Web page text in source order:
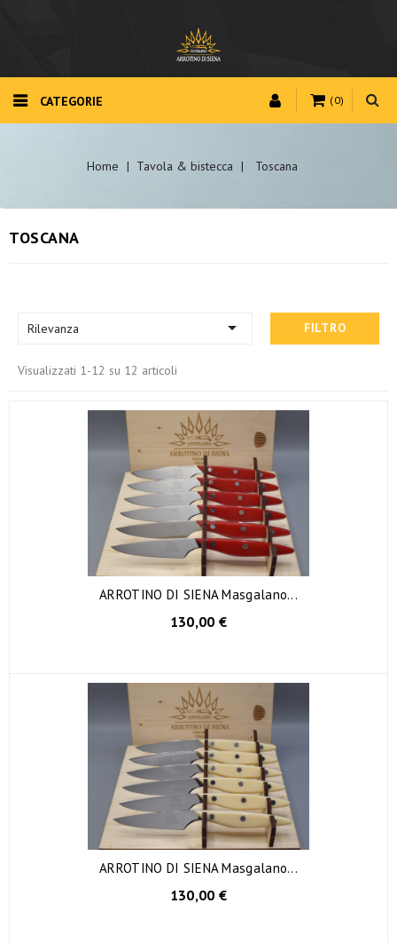
(0)
CATEGORIE
Home Tavola & bistecca Toscana
TOSCANA
Rilevanza  FILTRO
Visualizzati 1-12 su 12 articoli
ARROTINO DI SIENA Masgalano...
130,00 €
ARROTINO DI SIENA Masgalano...
130,00 €